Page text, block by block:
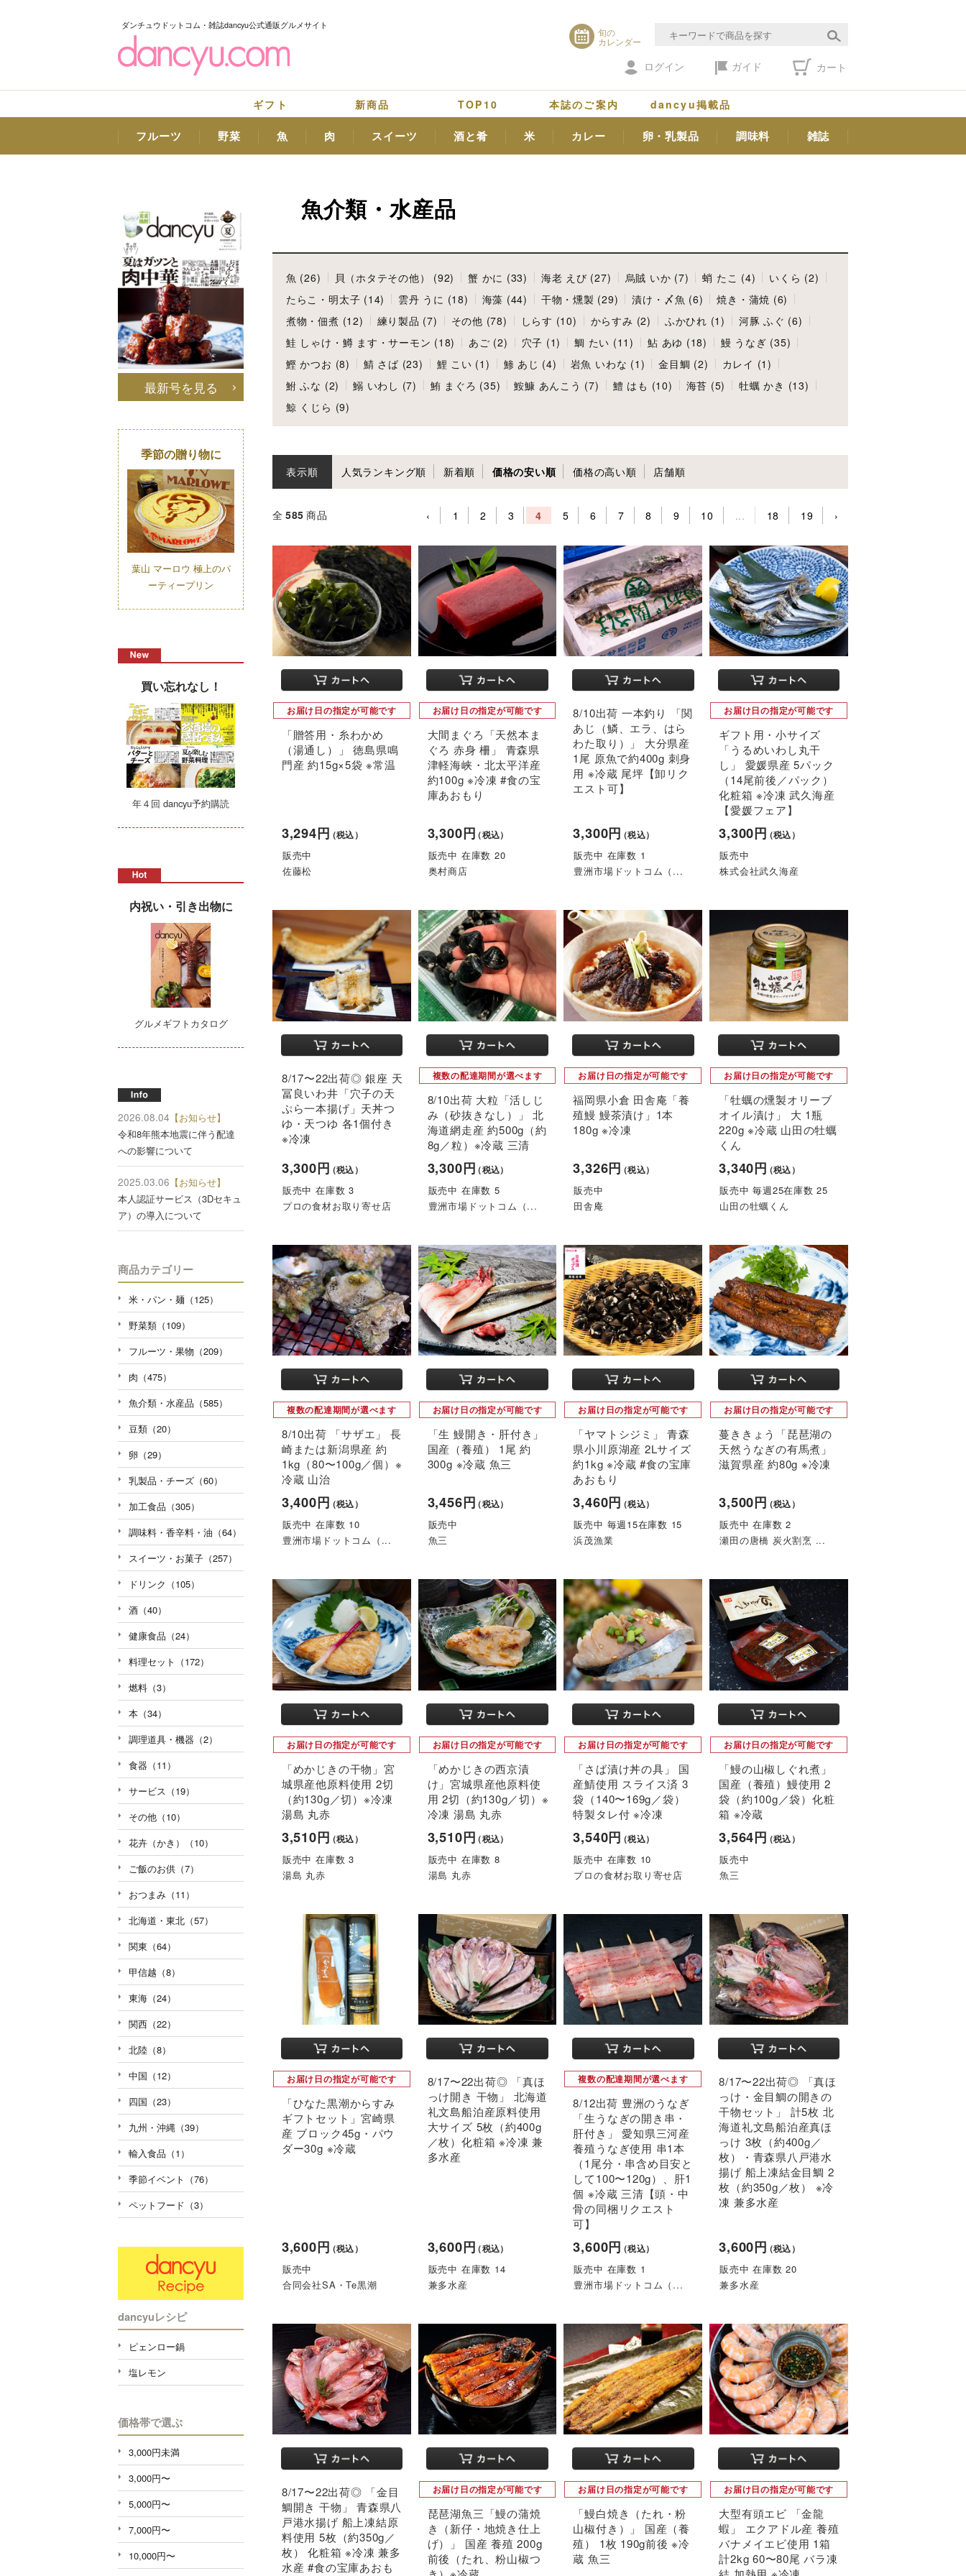
ダンチュウドットコム・雑誌dancyu公式通販グルメサイト
旬の
カレンダー
ログイン ガイド カート
ギフト 新商品 TOP10 本誌のご案内 dancyu掲載品
フルーツ 野菜 魚 肉 スイーツ 酒と肴 米 カレー 卵・乳製品 調味料 雑誌
魚介類・水産品
魚 (26) 貝（ホタテその他） (92) 蟹 かに (33) 海老 えび (27) 烏賊 いか (7) 蛸 たこ (4)
いくら (2)
たらこ・明太子 (14)
雲丹 うに (18) 海藻 (44) 干物・燻製 (29) 漬け・〆魚 (6)
焼き・蒲焼 (6)
煮物・佃煮 (12)
練り製品 (7) その他 (78) しらす (10) からすみ (2) ふかひれ (1)
河豚 ふぐ (6)
鮭 しゃけ・鱒 ます・サーモン (18)
あご (2) 穴子 (1) 鯛 たい (11) 鮎 あゆ (18)
鰻 うなぎ (35)
鰹 かつお (8)
鯖 さば (23) 鯉 こい (1) 鯵 あじ (4) 岩魚 いわな (1) 金目鯛 (2)
カレイ (1)
鮒 ふな (2)
鰯 いわし (7) 鮪 まぐろ (35) 鮟鱇 あんこう (7) 鱧 はも (10) 海苔 (5)
牡蠣 かき (13)
鯨 くじら (9)
表示順 人気ランキング順 新着順 価格の安い順 価格の高い順 店舗順
全 585 商品 ‹ 1 2 3 4 5 6 7 8 9 10 ... 18 19 ›
お届け日の指定が可能です
「贈答用・糸わかめ
（湯通し）」 徳島県鳴
門産 約15g×5袋 ※常温
3,294円（税込）
販売中
佐藤松
お届け日の指定が可能です
大間まぐろ「天然本ま
ぐろ 赤身 柵」 青森県
津軽海峡・北太平洋産
約100g ※冷凍 #食の宝
庫あおもり
3,300円（税込）
販売中 在庫数 20
奥村商店
8/10出荷 一本釣り 「関
あじ（鱗、エラ、はら
わた取り）」 大分県産
1尾 原魚で約400g 刺身
用 ※冷蔵 尾坪【卸リク
エスト可】
3,300円（税込）
販売中 在庫数 1
豊洲市場ドットコム（...
お届け日の指定が可能です
ギフト用・小サイズ
「うるめいわし丸干
し」 愛媛県産 5パック
（14尾前後／パック）
化粧箱 ※冷凍 武久海産
【愛媛フェア】
3,300円（税込）
販売中
株式会社武久海産
8/17〜22出荷◎ 銀座 天
冨良いわ井「穴子の天
ぷら一本揚げ」天丼つ
ゆ・天つゆ 各1個付き
※冷凍
3,300円（税込）
販売中 在庫数 3
プロの食材お取り寄せ店
複数の配達期間が選べます
8/10出荷 大粒「活しじ
み（砂抜きなし）」 北
海道網走産 約500g（約
8g／粒）※冷蔵 三清
3,300円（税込）
販売中 在庫数 5
豊洲市場ドットコム（...
お届け日の指定が可能です
福岡県小倉 田舎庵「養
殖鰻 鰻茶漬け」1本
180g ※冷凍
3,326円 （税込）
販売中
田舎庵
お届け日の指定が可能です
「牡蠣の燻製オリーブ
オイル漬け」 大 1瓶
220g ※冷蔵 山田の牡蠣
くん
3,340円（税込）
販売中 毎週25在庫数 25
山田の牡蠣くん
複数の配達期間が選べます
8/10出荷 「サザエ」 長
崎または新潟県産 約
1kg（80〜100g／個）※
冷蔵 山治
3,400円（税込）
販売中 在庫数 10
豊洲市場ドットコム（...
お届け日の指定が可能です
「生 鰻開き・肝付き」
国産（養殖） 1尾 約
300g ※冷蔵 魚三
3,456円（税込）
販売中
魚三
お届け日の指定が可能です
「ヤマトシジミ」 青森
県小川原湖産 2Lサイズ
約1kg ※冷蔵 #食の宝庫
あおもり
3,460円 （税込）
販売中 毎週15在庫数 15
浜茂漁業
お届け日の指定が可能です
蔓ききょう「琵琶湖の
天然うなぎの有馬煮」
滋賀県産 約80g ※冷凍
3,500円（税込）
販売中 在庫数 2
瀬田の唐橋 炭火割烹 ...
お届け日の指定が可能です
「めかじきの干物」宮
城県産他原料使用 2切
（約130g／切）※冷凍
湯島 丸赤
3,510円（税込）
販売中 在庫数 3
湯島 丸赤
お届け日の指定が可能です
「めかじきの西京漬
け」宮城県産他原料使
用 2切（約130g／切）※
冷凍 湯島 丸赤
3,510円（税込）
販売中 在庫数 8
湯島 丸赤
お届け日の指定が可能です
「さば漬け丼の具」 国
産鯖使用 スライス済 3
袋（140〜169g／袋）
特製タレ付 ※冷凍
3,540円 （税込）
販売中 在庫数 10
プロの食材お取り寄せ店
お届け日の指定が可能です
「鰻の山椒しぐれ煮」
国産（養殖）鰻使用 2
袋（約100g／袋）化粧
箱 ※冷蔵
3,564円（税込）
販売中
魚三
お届け日の指定が可能です
「ひなた黒潮からすみ
ギフトセット」宮崎県
産 ブロック45g・パウ
ダー30g ※冷蔵
3,600円（税込）
販売中
合同会社SA・Te黒潮
8/17〜22出荷◎ 「真ほ
っけ開き 干物」 北海道
礼文島船泊産原料使用
大サイズ 5枚（約400g
／枚）化粧箱 ※冷凍 兼
多水産
3,600円（税込）
販売中 在庫数 14
兼多水産
複数の配達期間が選べます
8/12出荷 豊洲のうなぎ
「生うなぎの開き串・
肝付き」 愛知県三河産
養殖うなぎ使用 串1本
（1尾分・串含め目安と
して100〜120g）、肝1
個 ※冷蔵 三清【頭・中
骨の同梱リクエスト
可】
3,600円 （税込）
販売中 在庫数 1
豊洲市場ドットコム（...
8/17〜22出荷◎ 「真ほ
っけ・金目鯛の開きの
干物セット」 計5枚 北
海道礼文島船泊産真ほ
っけ 3枚（約400g／
枚）・青森県八戸港水
揚げ 船上凍結金目鯛 2
枚（約350g／枚） ※冷
凍 兼多水産
3,600円（税込）
販売中 在庫数 20
兼多水産
8/17〜22出荷◎ 「金目
鯛開き 干物」 青森県八
戸港水揚げ 船上凍結原
料使用 5枚（約350g／
枚） 化粧箱 ※冷凍 兼多
水産 #食の宝庫あおも
お届け日の指定が可能です
琵琶湖魚三「鰻の蒲焼
き（新仔・地焼き仕上
げ）」 国産 養殖 200g
前後（たれ、粉山椒つ
お届け日の指定が可能です
「鰻白焼き（たれ・粉
山椒付き）」 国産（養
殖） 1枚 190g前後 ※冷
蔵 魚三
お届け日の指定が可能です
大型有頭エビ 「金龍
蝦」 エクアドル産 養殖
バナメイエビ使用 1箱
計2kg 60〜80尾 バラ凍
最新号を見る
季節の贈り物に
葉山 マーロウ 極上のパ
ーティープリン
買い忘れなし！
年４回 dancyu予約購読
内祝い・引き出物に
グルメギフトカタログ
2026.08.04 【お知らせ】
令和8年熊本地震に伴う配達
への影響について
2025.03.06 【お知らせ】
本人認証サービス（3Dセキュ
ア）の導入について
商品カテゴリー
米・パン・麺（125）
野菜類（109）
フルーツ・果物（209）
肉（475）
魚介類・水産品（585）
豆類（20）
卵（29）
乳製品・チーズ（60）
加工食品（305）
調味料・香辛料・油（64）
スイーツ・お菓子（257）
ドリンク（105）
酒（40）
健康食品（24）
料理セット（172）
燃料（3）
本（34）
調理道具・機器（2）
食器（11）
サービス（19）
その他（10）
花卉（かき）（10）
ご飯のお供（7）
おつまみ（11）
北海道・東北（57）
関東（64）
甲信越（8）
東海（24）
関西（22）
北陸（8）
中国（12）
四国（23）
九州・沖縄（39）
輸入食品（1）
季節イベント（76）
ペットフード（3）
dancyuレシピ
ピェンロー鍋
塩レモン
価格帯で選ぶ
3,000円未満
3,000円〜
5,000円〜
7,000円〜
10,000円〜